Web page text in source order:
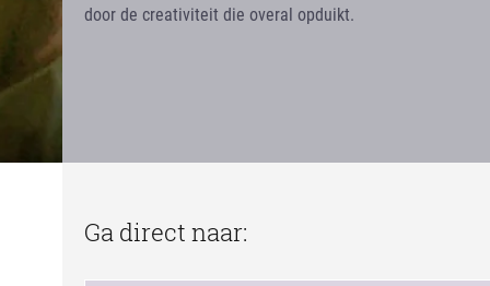
door de creativiteit die overal opduikt.
Ga direct naar: